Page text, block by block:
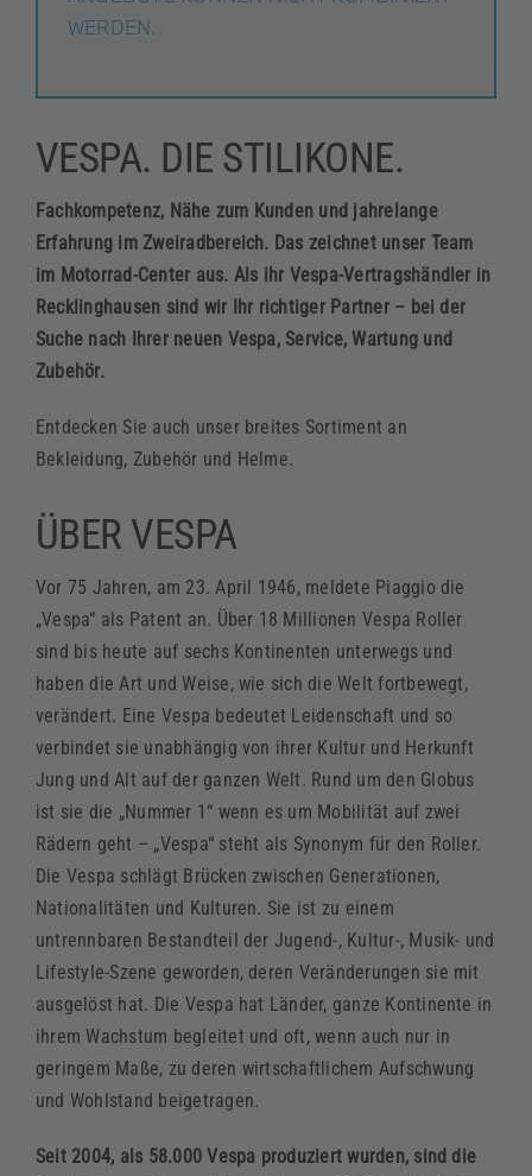
WERDEN.
VESPA. DIE STILIKONE.
Fachkompetenz, Nähe zum Kunden und jahrelange
Erfahrung im Zweiradbereich. Das zeichnet unser Team
im Motorrad-Center aus. Als ihr Vespa-Vertragshändler in
Recklinghausen sind wir Ihr richtiger Partner – bei der
Suche nach Ihrer neuen Vespa, Service, Wartung und
Zubehör.
Entdecken Sie auch unser breites Sortiment an
Bekleidung, Zubehör und Helme.
ÜBER VESPA
Vor 75 Jahren, am 23. April 1946, meldete Piaggio die
„Vespa“ als Patent an. Über 18 Millionen Vespa Roller
sind bis heute auf sechs Kontinenten unterwegs und
haben die Art und Weise, wie sich die Welt fortbewegt,
verändert. Eine Vespa bedeutet Leidenschaft und so
verbindet sie unabhängig von ihrer Kultur und Herkunft
Jung und Alt auf der ganzen Welt. Rund um den Globus
ist sie die „Nummer 1“ wenn es um Mobilität auf zwei
Rädern geht – „Vespa“ steht als Synonym für den Roller.
Die Vespa schlägt Brücken zwischen Generationen,
Nationalitäten und Kulturen. Sie ist zu einem
untrennbaren Bestandteil der Jugend-, Kultur-, Musik- und
Lifestyle-Szene geworden, deren Veränderungen sie mit
ausgelöst hat. Die Vespa hat Länder, ganze Kontinente in
ihrem Wachstum begleitet und oft, wenn auch nur in
geringem Maße, zu deren wirtschaftlichem Aufschwung
und Wohlstand beigetragen.
Seit 2004, als 58.000 Vespa produziert wurden, sind die